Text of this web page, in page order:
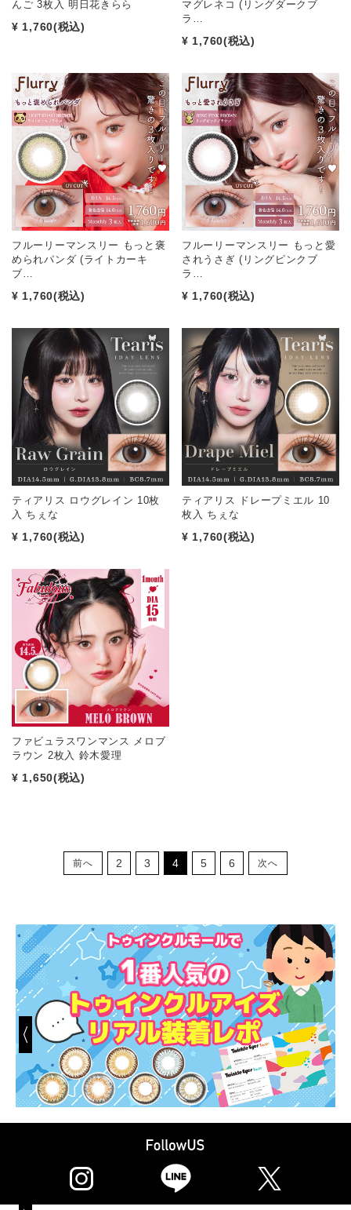
んご 3枚入 明日花きらら
¥ 1,760(税込)
マグレネコ (リングダークブ
ラ…
¥ 1,760(税込)
フルーリーマンスリー もっと褒
められパンダ (ライトカーキ
ブ…
¥ 1,760(税込)
フルーリーマンスリー もっと愛
されうさぎ (リングピンクブ
ラ…
¥ 1,760(税込)
ティアリス ロウグレイン 10枚
入 ちぇな
¥ 1,760(税込)
ティアリス ドレープミエル 10
枚入 ちぇな
¥ 1,760(税込)
ファビュラスワンマンス メロブ
ラウン 2枚入 鈴木愛理
¥ 1,650(税込)
前へ 2 3 4 5 6 次へ